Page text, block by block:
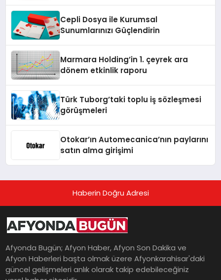
Cepli Dosya ile Kurumsal
Sunumlarınızı Güçlendirin
Marmara Holding’in 1. çeyrek ara
dönem etkinlik raporu
Türk Tuborg’taki toplu iş sözleşmesi
görüşmeleri
Otokar’ın Automecanica’nın paylarını
satın alma girişimi
Haberin Doğru Adresi
Afyonda Bugün; Afyon Haber, Afyon Son Dakika ve
Afyon Haberleri başta olmak üzere Afyonkarahisar'daki
güncel gelişmeleri anlık olarak takip edebileceğiniz